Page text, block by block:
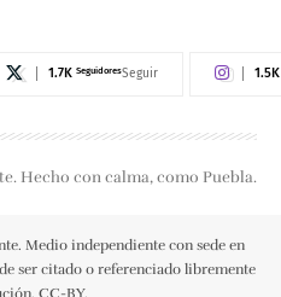
1.7K SeguidoresSeguir 1.5K
Hecho con calma, como Puebla.
Medio independiente con sede en
ser citado o referenciado libremente
CC-BY.